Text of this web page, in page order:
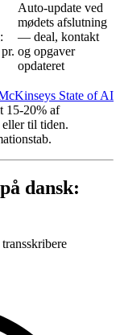
Auto-update ved
mødets afslutning
— deal, kontakt
og opgaver
opdateret
State of AI
15-20% af
til tiden.
dansk: